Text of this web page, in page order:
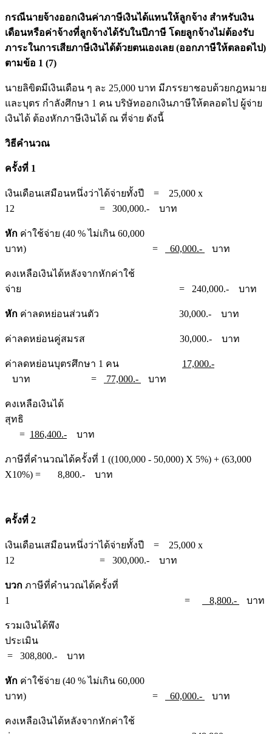
กรณีนายจ้างออกเงินค่าภาษีเงินได้แทนให้ลูกจ้าง สำหรับเงิน
เดือนหรือค่าจ้างที่ลูกจ้างได้รับในปีภาษี โดยลูกจ้างไม่ต้องรับ
ภาระในการเสียภาษีเงินได้ด้วยตนเองเลย (ออกภาษีให้ตลอดไป)
ตามข้อ 1 (7)
นายลิขิตมีเงินเดือน ๆ ละ 25,000 บาท มีภรรยาชอบด้วยกฎหมาย
และบุตร กำลังศึกษา 1 คน บริษัทออกเงินภาษีให้ตลอดไป ผู้จ่าย
เงินได้ ต้องหักภาษีเงินได้ ณ ที่จ่าย ดังนี้
วิธีคำนวณ
ครั้งที่ 1
เงินเดือนเสมือนหนึ่งว่าได้จ่ายทั้งปี = 25,000 x
12 = 300,000.- บาท
หัก ค่าใช้จ่าย (40 % ไม่เกิน 60,000
บาท) =
60,000.- บาท
คงเหลือเงินได้หลังจากหักค่าใช้
จ่าย = 240,000.- บาท
หัก ค่าลดหย่อนส่วนตัว 30,000.- บาท
ค่าลดหย่อนคู่สมรส 30,000.- บาท
ค่าลดหย่อนบุตรศึกษา 1 คน 17,000.-
บาท =
77,000.- บาท
คงเหลือเงินได้
สุทธิ
= 186,400.- บาท
ภาษีที่คำนวณได้ครั้งที่ 1 ((100,000 - 50,000) X 5%) + (63,000
X10%) = 8,800.- บาท
ครั้งที่ 2
เงินเดือนเสมือนหนึ่งว่าได้จ่ายทั้งปี = 25,000 x
12 = 300,000.- บาท
บวก ภาษีที่คำนวณได้ครั้งที่
1 =
8,800.- บาท
รวมเงินได้พึง
ประเมิน
= 308,800.- บาท
หัก ค่าใช้จ่าย (40 % ไม่เกิน 60,000
บาท) =
60,000.- บาท
คงเหลือเงินได้หลังจากหักค่าใช้